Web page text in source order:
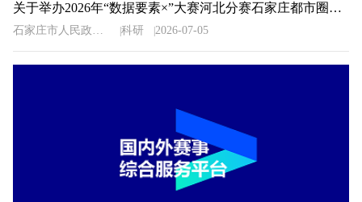
关于举办2026年“数据要素×”大赛河北分赛石家庄都市圈地方赛的通知
石家庄市人民政府办公室 科研 2026-07-05